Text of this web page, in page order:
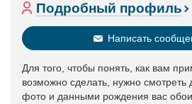
Подробный профиль
Написать
Для того, чтобы понять, как вам
возможно сделать, нужно смотреть
фото и данными рождения вас